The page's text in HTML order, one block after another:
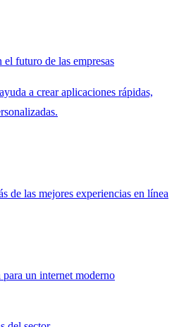
futuro de las empresas
a crear aplicaciones rápidas,
de las mejores experiencias en línea
un internet moderno